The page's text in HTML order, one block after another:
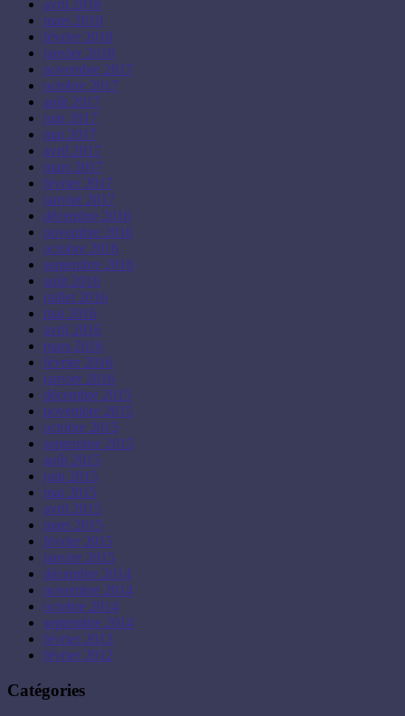
avril 2018
mars 2018
février 2018
janvier 2018
novembre 2017
octobre 2017
août 2017
juin 2017
mai 2017
avril 2017
mars 2017
février 2017
janvier 2017
décembre 2016
novembre 2016
octobre 2016
septembre 2016
août 2016
juillet 2016
mai 2016
avril 2016
mars 2016
février 2016
janvier 2016
décembre 2015
novembre 2015
octobre 2015
septembre 2015
août 2015
juin 2015
mai 2015
avril 2015
mars 2015
février 2015
janvier 2015
décembre 2014
novembre 2014
octobre 2014
septembre 2014
février 2013
février 2012
Catégories